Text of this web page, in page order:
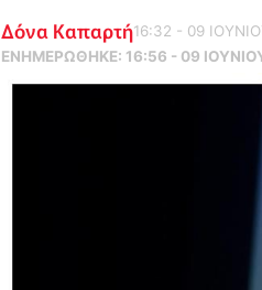
Δόνα Καπαρτή16:32 - 09
ΕΝΗΜΕΡΏΘΗΚΕ: 16:56 - 09